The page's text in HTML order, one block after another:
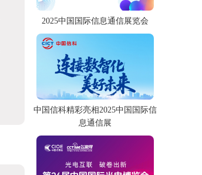
2025中国国际信息通信展览会
中国信科精彩亮相2025中国国际信
息通信展